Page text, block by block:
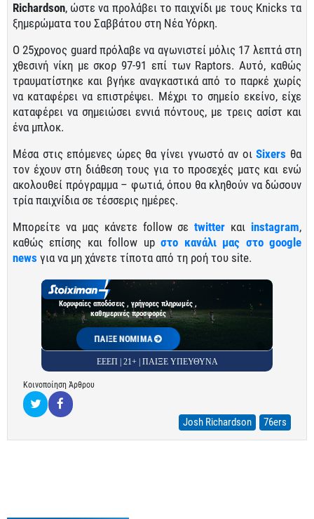
Richardson, ώστε να προλάβει το παιχνίδι με τους Knicks τα
ξημερώματα του Σαββάτου στη Νέα Υόρκη.
Ο 25χρονος guard πρόλαβε να αγωνιστεί μόλις 17 λεπτά στη
χθεσινή νίκη με σκορ 97-91 επί των Raptors. Αυτό, καθώς
τραυματίστηκε και βγήκε αναγκαστικά από το παρκέ χωρίς
να καταφέρει να επιστρέψει. Μέχρι το σημείο εκείνο, είχε
καταφέρει να σημειώσει εννιά πόντους, με τρεις ασίστ και
ένα μπλοκ.
Μέσα στις επόμενες ώρες θα γίνει γνωστό αν οιSixers θα
τον έχουν στη διάθεση τους για το προσεχές ματς και ενώ
ακολουθεί πρόγραμμα – φωτιά, όπου θα κληθούν να δώσουν
τρία παιχνίδια σε τέσσερις ημέρες.
Μπορείτε να μας κάνετε follow σεtwitter και instagram,
καθώς επίσης και follow upστο κανάλι μας στο google
news για να μη χάνετε τίποτα από τη ροή του site.
Κορυφαίες αποδόσεις , γρήγορες πληρωμές ,
καθημερινές προσφορές
ΠΑΙΞΕ ΝΟΜΙΜΑ
ΕΕΕΠ | 21+ | ΠΑΙΞΕ ΥΠΕΥΘΥΝΑ
Κοινοποίηση Άρθρου
Josh Richardson 76ers